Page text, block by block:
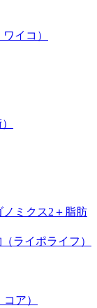
イコ）
ミクス2＋脂肪
ライポライフ）
ア）